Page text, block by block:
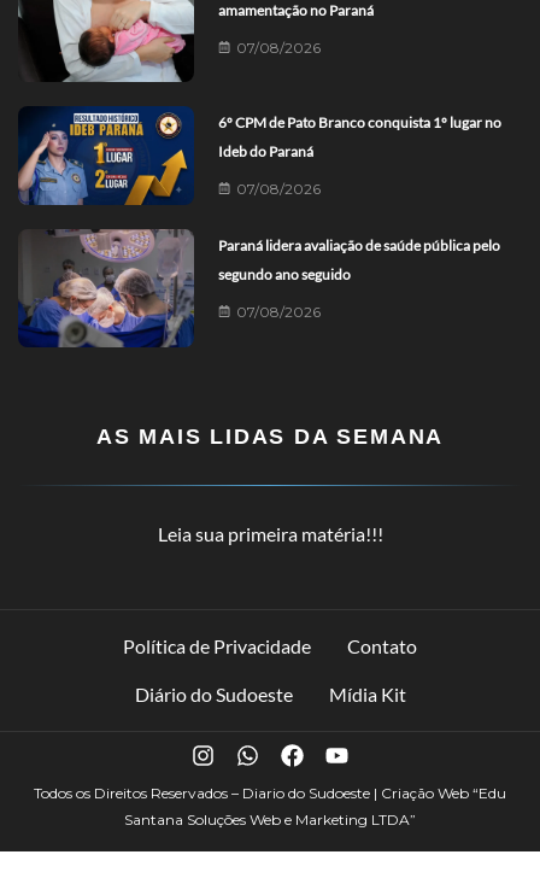
amamentação no Paraná
07/08/2026
6º CPM de Pato Branco conquista 1º lugar no
Ideb do Paraná
07/08/2026
Paraná lidera avaliação de saúde pública pelo
segundo ano seguido
07/08/2026
AS MAIS LIDAS DA SEMANA
Leia sua primeira matéria!!!
Política de Privacidade Contato
Diário do Sudoeste Mídia Kit
Todos os Direitos Reservados – Diario do Sudoeste | Criação Web “Edu
Santana Soluções Web e Marketing LTDA”